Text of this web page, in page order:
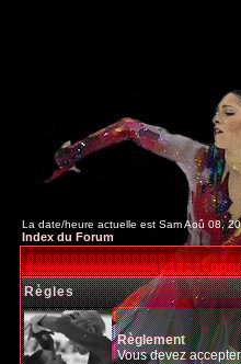
La date/heure actuelle est Sam Aoû 08,
Index du Forum
Règles
Règlement
Vous devez